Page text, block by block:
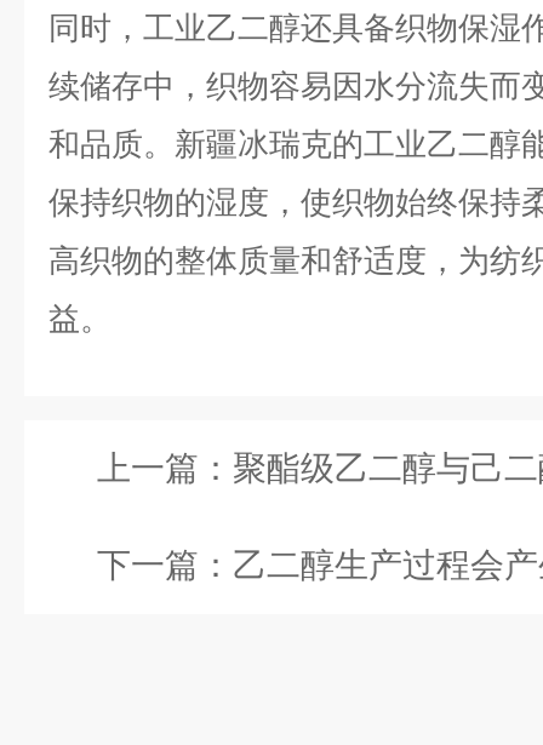
同时，工业乙二醇还具备织物保湿
续储存中，织物容易因水分流失而
和品质。新疆冰瑞克的工业乙二醇
保持织物的湿度，使织物始终保持
高织物的整体质量和舒适度，为纺
益。
上一篇： 聚酯级乙二醇与己二酸反应生成
下一篇： 乙二醇生产过程会产生废气